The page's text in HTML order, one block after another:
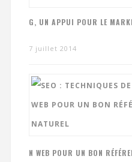
G, UN APPUI POUR LE
7 juillet 2014
N WEB POUR UN BON